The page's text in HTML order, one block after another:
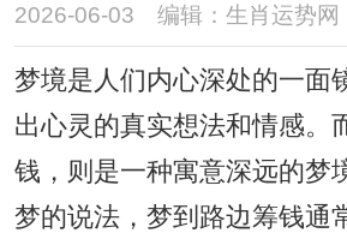
2026-06-03 编辑：生肖运势
梦境是人们内心深处的一面
出心灵的真实想法和情感。
钱，则是一种寓意深远的梦
梦的说法，梦到路边筹钱通